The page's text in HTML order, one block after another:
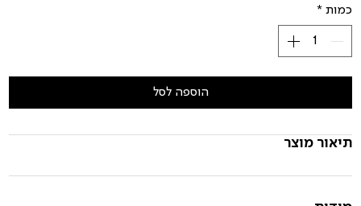
כמות *
הוספה לסל
תיאור מוצר